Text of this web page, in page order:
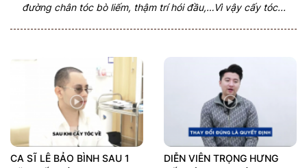
đường chân tóc bò liếm, thậm trí hói đầu,…Vì vậy cấy tóc...
CA SĨ LÊ BẢO BÌNH SAU 1
DIỄN VIÊN TRỌNG HƯNG